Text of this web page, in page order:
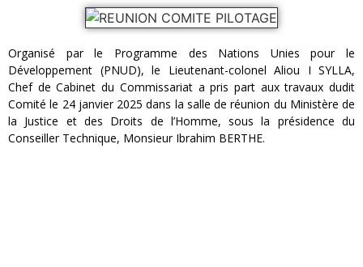
Organisé par le Programme des Nations Unies pour le
Développement (PNUD), le Lieutenant-colonel Aliou I SYLLA,
Chef de Cabinet du Commissariat a pris part aux travaux dudit
Comité le 24 janvier 2025 dans la salle de réunion du Ministère de
la Justice et des Droits de l’Homme, sous la présidence du
Conseiller Technique, Monsieur Ibrahim BERTHE.